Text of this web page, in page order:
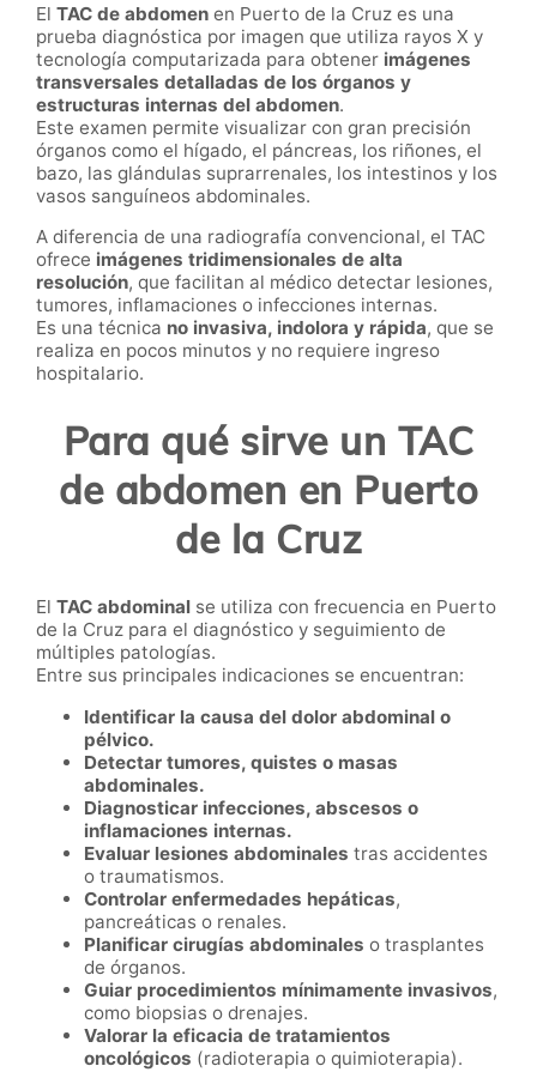
El TAC de abdomen en Puerto de la Cruz es una
prueba diagnóstica por imagen que utiliza rayos X y
tecnología computarizada para obtener imágenes
transversales detalladas de los órganos y
estructuras internas del abdomen.
Este examen permite visualizar con gran precisión
órganos como el hígado, el páncreas, los riñones, el
bazo, las glándulas suprarrenales, los intestinos y los
vasos sanguíneos abdominales.
A diferencia de una radiografía convencional, el TAC
ofrece imágenes tridimensionales de alta
resolución, que facilitan al médico detectar lesiones,
tumores, inflamaciones o infecciones internas.
Es una técnica no invasiva, indolora y rápida, que se
realiza en pocos minutos y no requiere ingreso
hospitalario.
Para qué sirve un TAC
de abdomen en Puerto
de la Cruz
El TAC abdominal se utiliza con frecuencia en Puerto
de la Cruz para el diagnóstico y seguimiento de
múltiples patologías.
Entre sus principales indicaciones se encuentran:
Identificar la causa del dolor abdominal o
pélvico.
Detectar tumores, quistes o masas
abdominales.
Diagnosticar infecciones, abscesos o
inflamaciones internas.
Evaluar lesiones abdominales tras accidentes
o traumatismos.
Controlar enfermedades hepáticas,
pancreáticas o renales.
Planificar cirugías abdominales o trasplantes
de órganos.
Guiar procedimientos mínimamente invasivos,
como biopsias o drenajes.
Valorar la eficacia de tratamientos
oncológicos (radioterapia o quimioterapia).